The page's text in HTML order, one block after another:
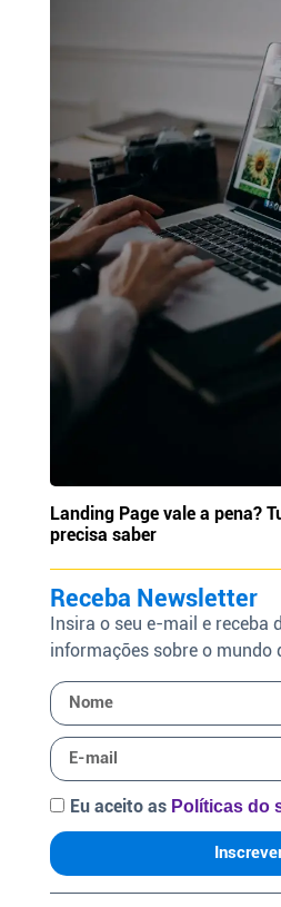
Landing Page vale a pena?
precisa saber
Receba Newsletter
Insira o seu e-mail e receba
informações sobre o mundo
Eu aceito as Políticas do